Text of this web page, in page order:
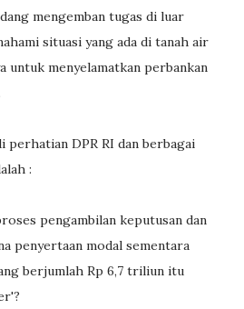
mengemban tugas di luar
situasi yang ada di tanah air
untuk menyelamatkan perbankan
perhatian DPR RI dan berbagai
:
pengambilan keputusan dan
penyertaan modal sementara
berjumlah Rp 6,7 triliun itu